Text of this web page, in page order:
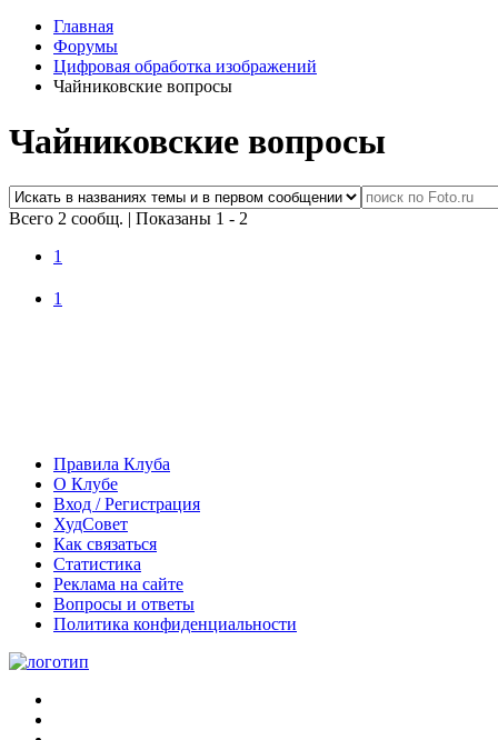
Главная
Форумы
Цифровая обработка изображений
Чайниковские вопросы
Чайниковские вопросы
Всего 2 сообщ. | Показаны 1 - 2
1
1
Правила Клуба
О Клубе
Вход / Регистрация
ХудСовет
Как связаться
Статистика
Реклама на сайте
Вопросы и ответы
Политика конфиденциальности